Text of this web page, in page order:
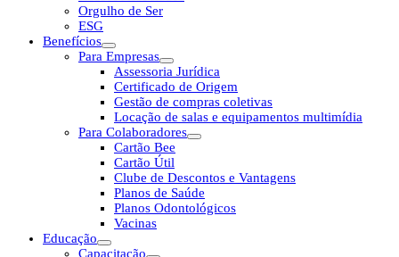
Orgulho de Ser
ESG
Benefícios
Para Empresas
Assessoria Jurídica
Certificado de Origem
Gestão de compras coletivas
Locação de salas e equipamentos multimídia
Para Colaboradores
Cartão Bee
Cartão Útil
Clube de Descontos e Vantagens
Planos de Saúde
Planos Odontológicos
Vacinas
Educação
Capacitação